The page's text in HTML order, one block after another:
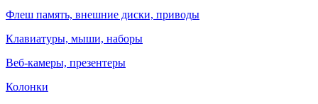
Флеш память, внешние диски, приводы
Клавиатуры, мыши, наборы
Веб-камеры, презентеры
Колонки